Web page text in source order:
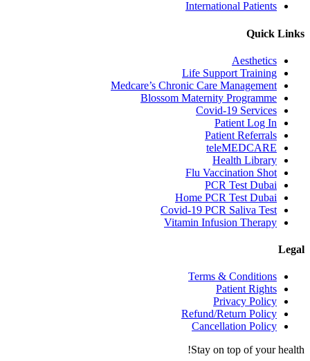
International Patients
Quick Links
Aesthetics
Life Support Training
Medcare’s Chronic Care Management
Blossom Maternity Programme
Covid-19 Services
Patient Log In
Patient Referrals
teleMEDCARE
Health Library
Flu Vaccination Shot
PCR Test Dubai
Home PCR Test Dubai
Covid-19 PCR Saliva Test
Vitamin Infusion Therapy
Legal
Terms & Conditions
Patient Rights
Privacy Policy
Refund/Return Policy
Cancellation Policy
Stay on top of your health!